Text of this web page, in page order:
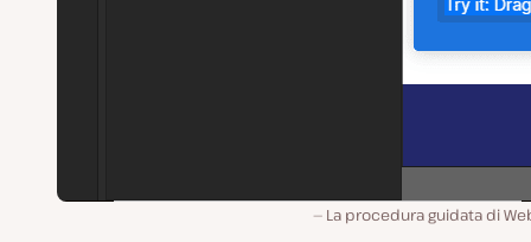
La procedura guidata di